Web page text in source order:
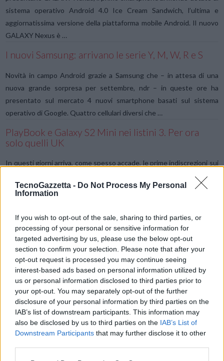
TecnoGazzetta - Do Not Process My Personal
Information
If you wish to opt-out of the sale, sharing to third parties, or
processing of your personal or sensitive information for
targeted advertising by us, please use the below opt-out
section to confirm your selection. Please note that after your
opt-out request is processed you may continue seeing
interest-based ads based on personal information utilized by
us or personal information disclosed to third parties prior to
your opt-out. You may separately opt-out of the further
disclosure of your personal information by third parties on the
IAB’s list of downstream participants. This information may
also be disclosed by us to third parties on the IAB’s List of
Downstream Participants that may further disclose it to other
sistema operativo Android 4.0 Ice Cream Sandwich, l’ultima e
aggiornatissima versione della piattaforma mobile Android. Il nuovo
GALAXY Nexus è …
I nuovi Samsung: arrivano le serie Y, M, W, R e S
Novità in campo Android grazie a Samsung che – in attesa di una
nuova grande sorpresa per settembre, ndr – in queste ore ha
presentato sul mercato 4 nuovi smartphone basati sul sistema
operativo di Google. Quattro cellulari diversi che …
PlayBook e Galaxy S2 Mini nei listini 3. Per ora
solo quelli UK
In questi giorni arriva, come spesso accade, le prime indiscrezioni sui
nuovi terminali e le mosse commerciali dei vari operatori. Come in
passato troviamo in prima fila l’attiva filiale britannica di H3G che
Samsung Galaxy S, l’aggiornamento 2.2 (anche) per
i brand H3G
Arriva, come spesso accade, dal nostro forum la segnalazione
dell’aggiornamento del noto terminale Android Samsung Galaxy S
alla versione Froyo 2.2 anche per i cellulari con brand 3 Italia.
9
LE MIGLIORI OFFERTE AMAZON